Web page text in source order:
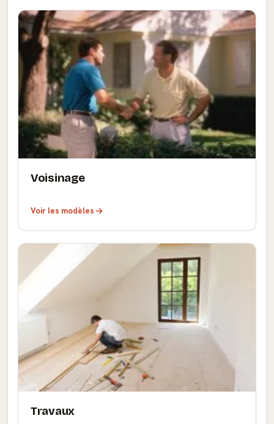
Voisinage
Voir les modèles
Travaux